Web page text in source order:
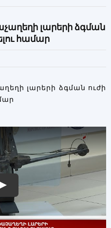
լարերի ձգման
համար
լարերի ձգման ուժի